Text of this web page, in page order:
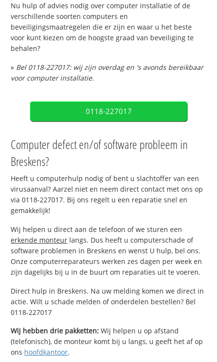
Nu hulp of advies nodig over computer installatie of de
verschillende soorten computers en
beveiligingsmaatregelen die er zijn en waar u het beste
voor kunt kiezen om de hoogste graad van beveiliging te
behalen?
» Bel 0118-227017: wij zijn overdag en 's avonds bereikbaar
voor computer installatie.
0118-227017
Computer defect en/of software probleem in
Breskens?
Heeft u computerhulp nodig of bent u slachtoffer van een
virusaanval? Aarzel niet en neem direct contact met ons op
via 0118-227017. Bij ons regelt u een reparatie snel en
gemakkelijk!
Wij helpen u direct aan de telefoon of we sturen een
erkende monteur langs. Dus heeft u computerschade of
software problemen in Breskens en wenst U hulp, bel ons.
Onze computerreparateurs werken zes dagen per week en
zijn dagelijks bij u in de buurt om reparaties uit te voeren.
Direct hulp in Breskens. Na uw melding komen we direct in
actie. Wilt u schade melden of onderdelen bestellen? Bel
0118-227017
Wij hebben drie pakketten: Wij helpen u op afstand
(telefonisch), de monteur komt bij u langs, u geeft het af op
ons hoofdkantoor.